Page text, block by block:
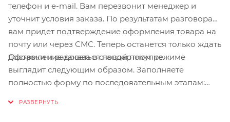
телефон и e-mail. Вам перезвонит менеджер и
уточнит условия заказа. По результатам разговора
вам придет подтверждение оформления товара на
почту или через СМС. Теперь останется только ждать
доставки и радоваться новой покупке.
Оформление заказа в стандартном режиме
выглядит следующим образом. Заполняете
полностью форму по последовательным этапам: